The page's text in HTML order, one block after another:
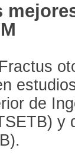
de
y